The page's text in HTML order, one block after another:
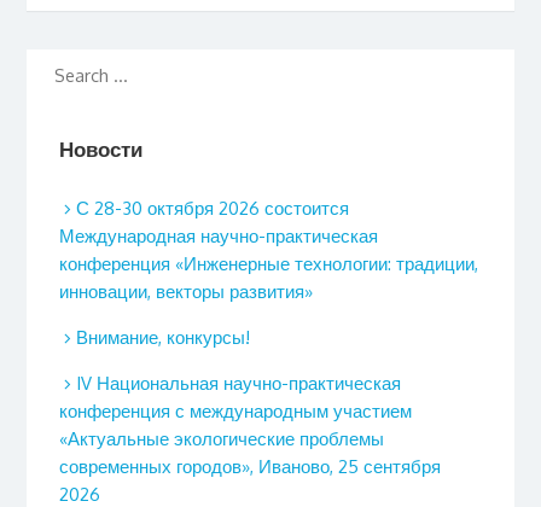
Новости
С 28-30 октября 2026 состоится
Международная научно-практическая
конференция «Инженерные технологии: традиции,
инновации, векторы развития»
Внимание, конкурсы!
IV Национальная научно-практическая
конференция с международным участием
«Актуальные экологические проблемы
современных городов», Иваново, 25 сентября
2026